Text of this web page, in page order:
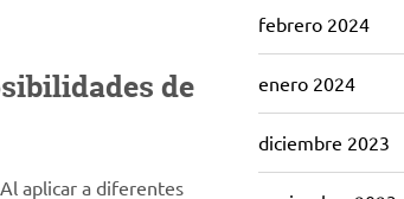
de
aplicar a diferentes
febrero 2024
enero 2024
diciembre 2023